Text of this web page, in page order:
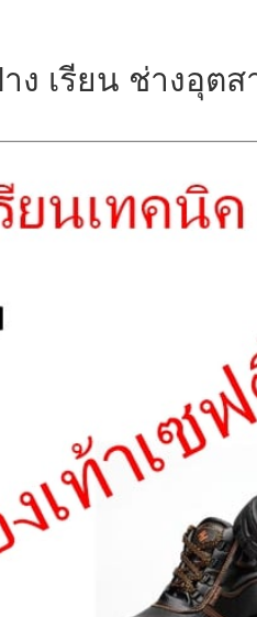
เรียน ช่างอุตส